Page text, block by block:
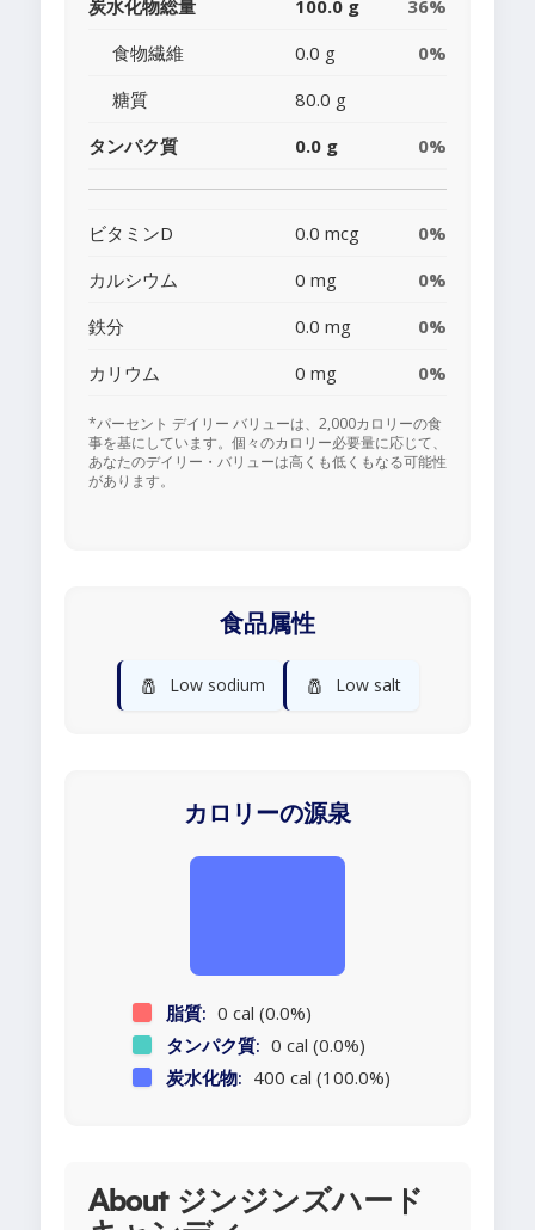
炭水化物総量 100.0 g
36%
食物繊維
0.0 g
0%
糖質
80.0 g
タンパク質
0.0 g 0%
ビタミンD 0.0 mcg
0%
カルシウム
0 mg
0%
鉄分
0.0 mg
0%
カリウム
0 mg 0%
*パーセント デイリー バリューは、2,000カロリーの食
事を基にしています。個々のカロリー必要量に応じて、
あなたのデイリー・バリューは高くも低くもなる可能性
があります。
食品属性
🧂 Low sodium 🧂 Low salt
カロリーの源泉
脂質: 0 cal (0.0%)
タンパク質: 0 cal (0.0%)
炭水化物: 400 cal (100.0%)
About ジンジンズハード